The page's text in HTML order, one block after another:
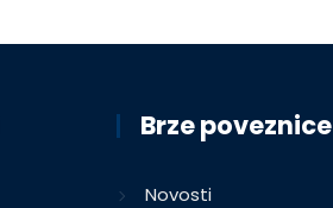
Brze poveznice
Novosti